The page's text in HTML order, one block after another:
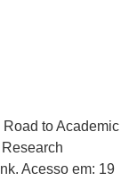
to Academic
Acesso em: 19